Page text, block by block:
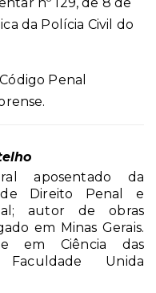
da Polícia Civil do
Penal
aposentado da
Direito Penal e
autor de obras
em Minas Gerais.
em Ciência das
Unida